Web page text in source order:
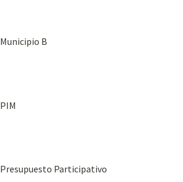
Municipio B
PIM
Presupuesto Participativo